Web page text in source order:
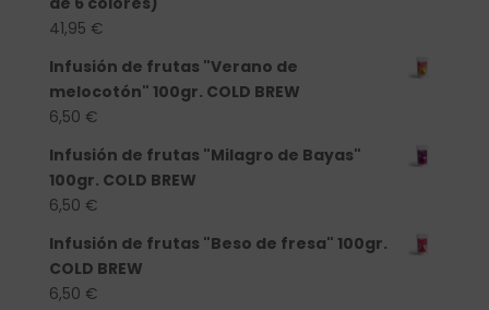
41,95 €
Infusión de frutas "Verano de
melocotón" 100gr. COLD BREW
6,50 €
Infusión de frutas "Milagro de Bayas"
100gr. COLD BREW
6,50 €
Infusión de frutas "Beso de fresa" 100gr.
COLD BREW
6,50 €